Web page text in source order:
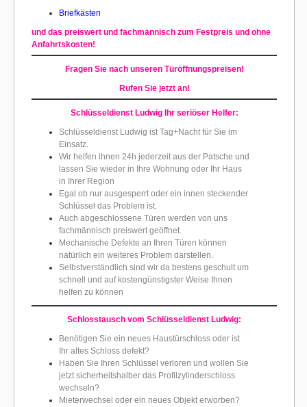
Briefkästen
und das preiswert und fachmännisch zum Festpreis und ohne
Anfahrtskosten!
Fragen Sie nach unseren Türöffnungspreisen!
Rufen Sie jetzt an!
Schlüsseldienst Ludwig Ihr seriöser Helfer:
Schlüsseldienst Ludwig ist Tag+Nacht für Sie im
Einsatz.
Wir helfen ihnen 24h jederzeit aus der Patsche und
lassen Sie wieder in Ihre Wohnung oder Ihr Haus
in Ihrer Region
Egal ob nur ausgesperrt oder ein innen steckender
Schlüssel das Problem ist.
Auch abgeschlossene Türen werden von uns
fachmännisch preiswert geöffnet.
Mechanische Defekte an Ihren Türen können
natürlich ein weiteres Problem darstellen.
Selbstverständlich sind wir da bestens geschult um
schnell und auf kostengünstigster Weise Ihnen
helfen zu können
Schlosstausch vom Schlüsseldienst Ludwig:
Benötigen Sie ein neues Haustürschloss oder ist
Ihr altes Schloss defekt?
Haben Sie Ihren Schlüssel verloren und wollen Sie
jetzt sicherheitshalber das Profilzylinderschloss
wechseln?
Mieterwechsel oder ein neues Objekt erworben?